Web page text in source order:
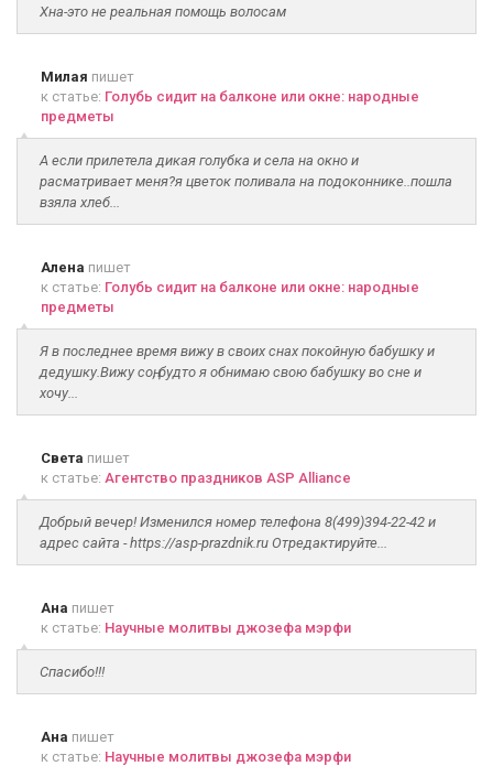
Хна-это не реальная помощь волосам
Милая пишет
к статье: Голубь сидит на балконе или окне: народные
предметы
А если прилетела дикая голубка и села на окно и
расматривает меня?я цветок поливала на подоконнике..пошла
взяла хлеб...
Алена пишет
к статье: Голубь сидит на балконе или окне: народные
предметы
Я в последнее время вижу в своих снах покойную бабушку и
дедушку.Вижу соң, будто я обнимаю свою бабушку во сне и
хочу...
Света пишет
к статье: Агентство праздников ASP Alliance
Добрый вечер! Изменился номер телефона 8(499)394-22-42 и
адрес сайта - https://asp-prazdnik.ru Отредактируйте...
Ана пишет
к статье: Научные молитвы джозефа мэрфи
Спасибо!!!
Ана пишет
к статье: Научные молитвы джозефа мэрфи